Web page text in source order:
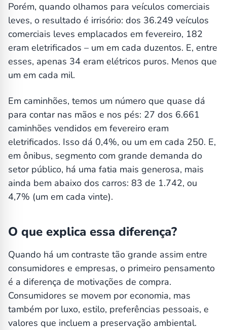
Porém, quando olhamos para veículos comerciais
leves, o resultado é irrisório: dos 36.249 veículos
comerciais leves emplacados em fevereiro, 182
eram eletrificados – um em cada duzentos. E, entre
esses, apenas 34 eram elétricos puros. Menos que
um em cada mil.
Em caminhões, temos um número que quase dá
para contar nas mãos e nos pés: 27 dos 6.661
caminhões vendidos em fevereiro eram
eletrificados. Isso dá 0,4%, ou um em cada 250. E,
em ônibus, segmento com grande demanda do
setor público, há uma fatia mais generosa, mais
ainda bem abaixo dos carros: 83 de 1.742, ou
4,7% (um em cada vinte).
O que explica essa diferença?
Quando há um contraste tão grande assim entre
consumidores e empresas, o primeiro pensamento
é a diferença de motivações de compra.
Consumidores se movem por economia, mas
também por luxo, estilo, preferências pessoais, e
valores que incluem a preservação ambiental.